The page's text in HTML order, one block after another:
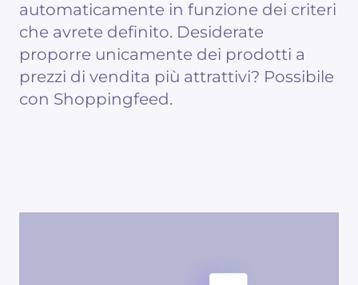
automaticamente in funzione dei criteri
che avrete definito. Desiderate
proporre unicamente dei prodotti a
prezzi di vendita più attrattivi? Possibile
con Shoppingfeed.